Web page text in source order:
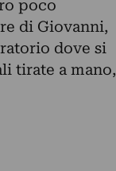
poco
di Giovanni,
dove si
tirate a mano,